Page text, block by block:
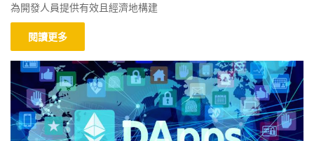
為開發人員提供有效且經濟地構建
閱讀更多